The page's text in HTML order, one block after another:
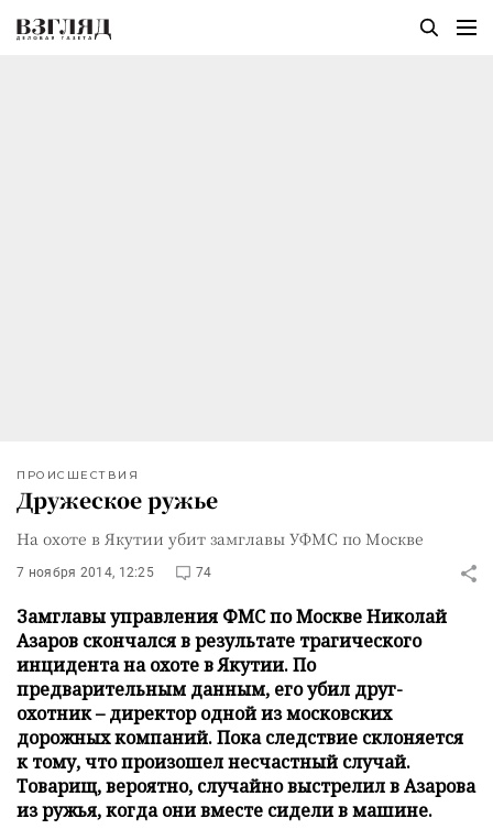
ПРОИСШЕСТВИЯ
Дружеское ружье
На охоте в Якутии убит замглавы УФМС по Москве
7 ноября 2014, 12:25 74
Замглавы управления ФМС по Москве Николай
Азаров скончался в результате трагического
инцидента на охоте в Якутии. По
предварительным данным, его убил друг-
охотник – директор одной из московских
дорожных компаний. Пока следствие склоняется
к тому, что произошел несчастный случай.
Товарищ, вероятно, случайно выстрелил в Азарова
из ружья, когда они вместе сидели в машине.